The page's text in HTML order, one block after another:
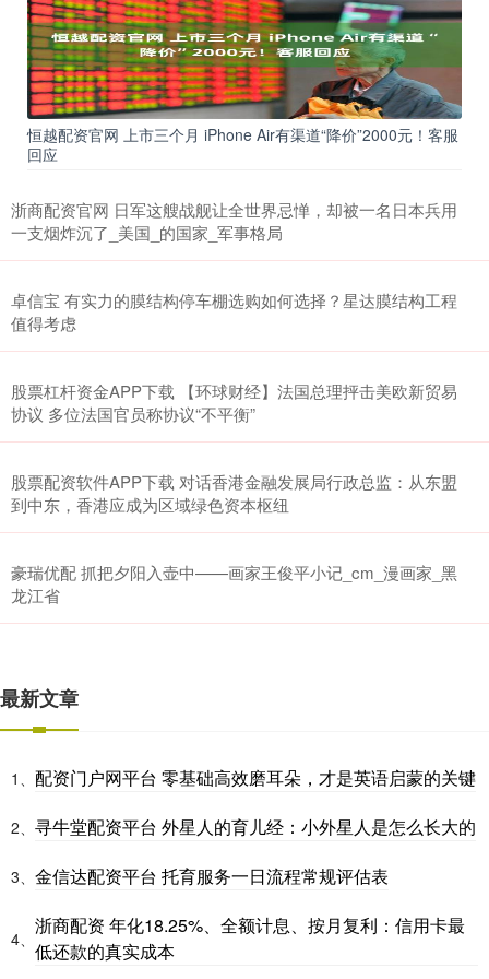
恒越配资官网 上市三个月 iPhone Air有渠道“降价”2000元！客服
回应
浙商配资官网 日军这艘战舰让全世界忌惮，却被一名日本兵用
一支烟炸沉了_美国_的国家_军事格局
卓信宝 有实力的膜结构停车棚选购如何选择？星达膜结构工程
值得考虑
股票杠杆资金APP下载 【环球财经】法国总理抨击美欧新贸易
协议 多位法国官员称协议“不平衡”
股票配资软件APP下载 对话香港金融发展局行政总监：从东盟
到中东，香港应成为区域绿色资本枢纽
豪瑞优配 抓把夕阳入壶中——画家王俊平小记_cm_漫画家_黑
龙江省
最新文章
1、 配资门户网平台 零基础高效磨耳朵，才是英语启蒙的关键
2、 寻牛堂配资平台 外星人的育儿经：小外星人是怎么长大的
3、 金信达配资平台 托育服务一日流程常规评估表
4、
浙商配资 年化18.25%、全额计息、按月复利：信用卡最
低还款的真实成本